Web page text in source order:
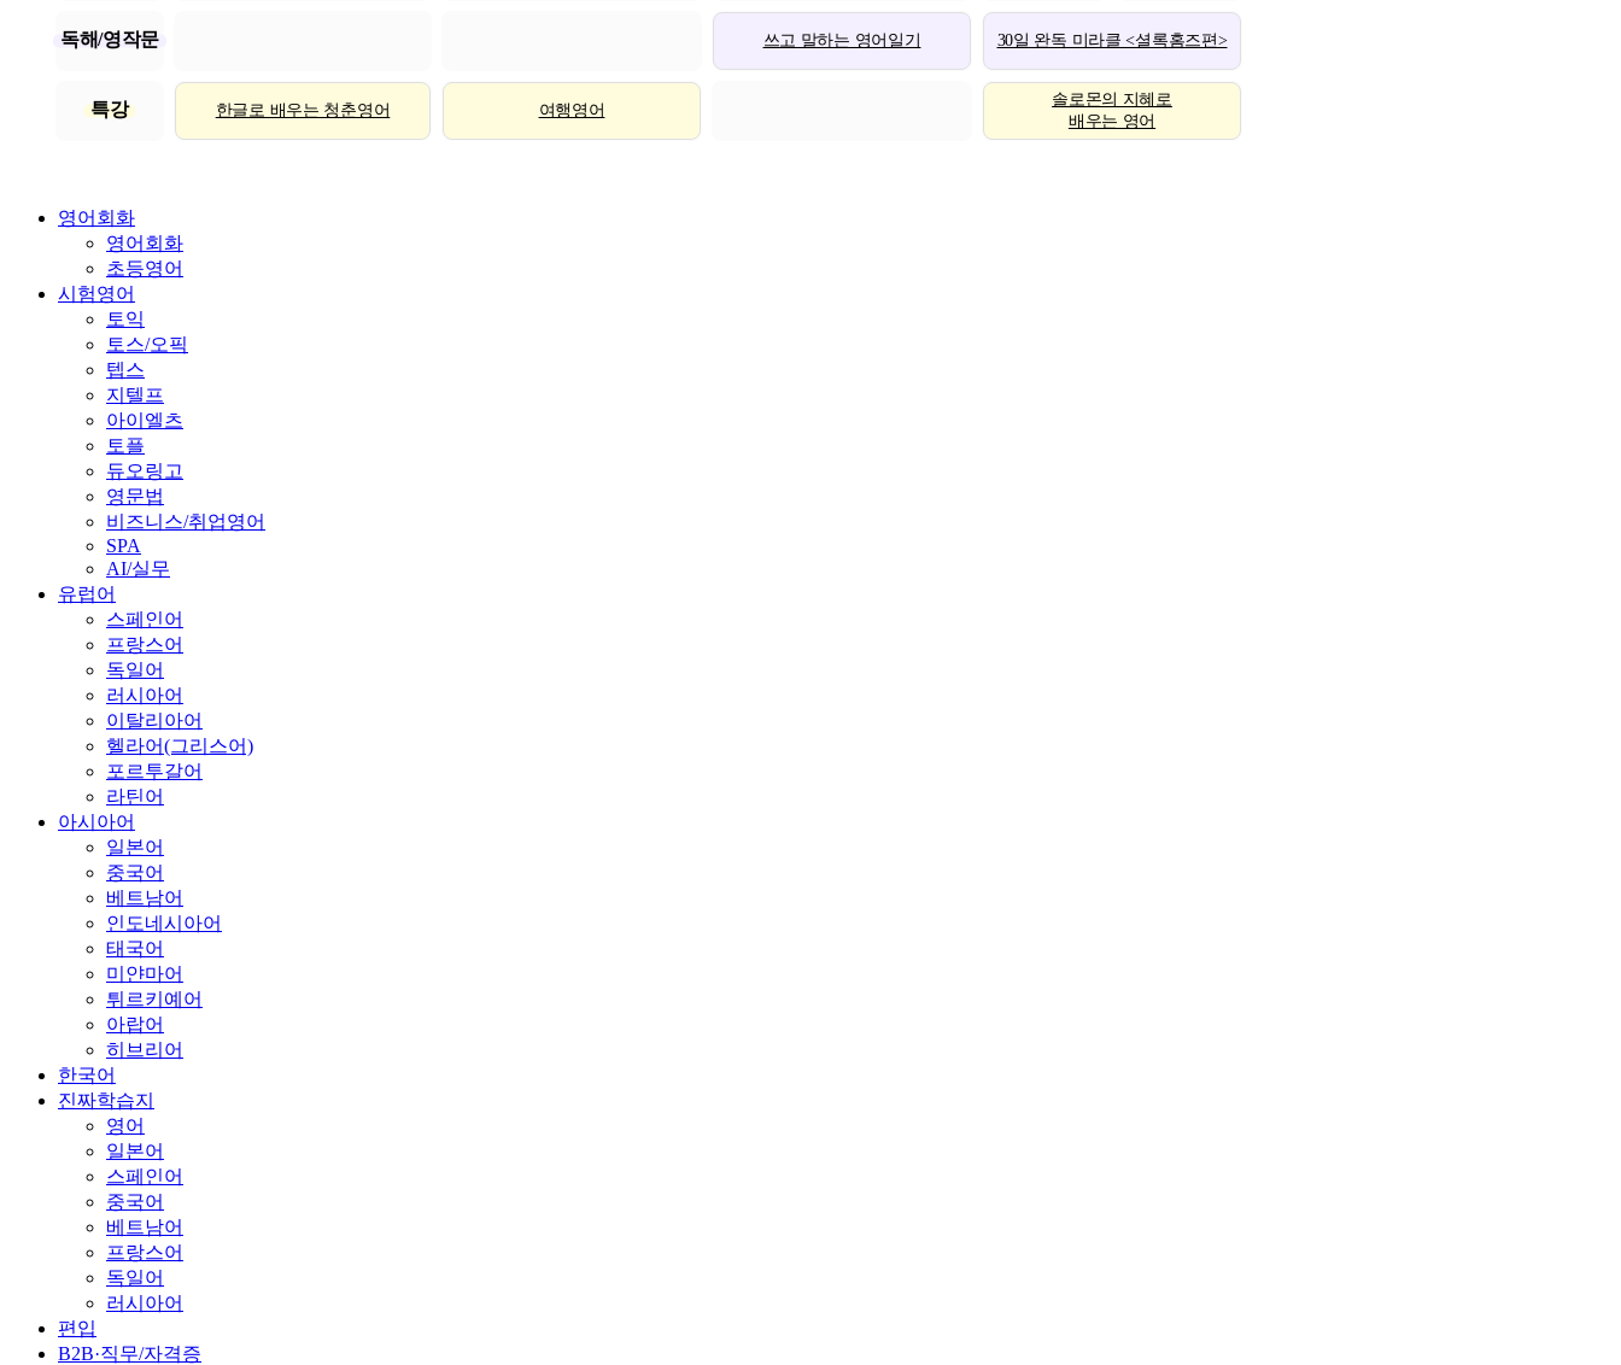
독해/영작문 쓰고 말하는 영어일기 30일 완독 미라클 <셜록홈즈편>
특강 한글로 배우는 청춘영어 여행영어
솔로몬의 지혜로
배우는 영어
영어회화
영어회화
초등영어
시험영어
토익
토스/오픽
텝스
지텔프
아이엘츠
토플
듀오링고
영문법
비즈니스/취업영어
SPA
AI/실무
유럽어
스페인어
프랑스어
독일어
러시아어
이탈리아어
헬라어(그리스어)
포르투갈어
라틴어
아시아어
일본어
중국어
베트남어
인도네시아어
태국어
미얀마어
튀르키예어
아랍어
히브리어
한국어
진짜학습지
영어
일본어
스페인어
중국어
베트남어
프랑스어
독일어
러시아어
편입
B2B·직무/자격증